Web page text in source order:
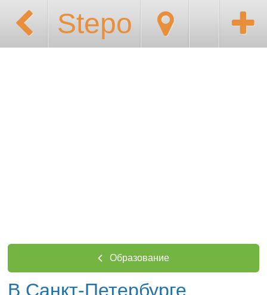
Stepo
Образование
В Санкт-Петербурге